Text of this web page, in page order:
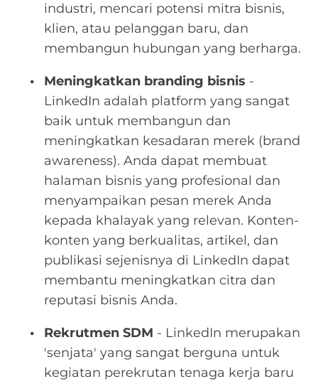
industri, mencari potensi mitra bisnis,
klien, atau pelanggan baru, dan
membangun hubungan yang berharga.
Meningkatkan branding bisnis -
LinkedIn adalah platform yang sangat
baik untuk membangun dan
meningkatkan kesadaran merek (brand
awareness). Anda dapat membuat
halaman bisnis yang profesional dan
menyampaikan pesan merek Anda
kepada khalayak yang relevan. Konten-
konten yang berkualitas, artikel, dan
publikasi sejenisnya di LinkedIn dapat
membantu meningkatkan citra dan
reputasi bisnis Anda.
Rekrutmen SDM - LinkedIn merupakan
'senjata' yang sangat berguna untuk
kegiatan perekrutan tenaga kerja baru